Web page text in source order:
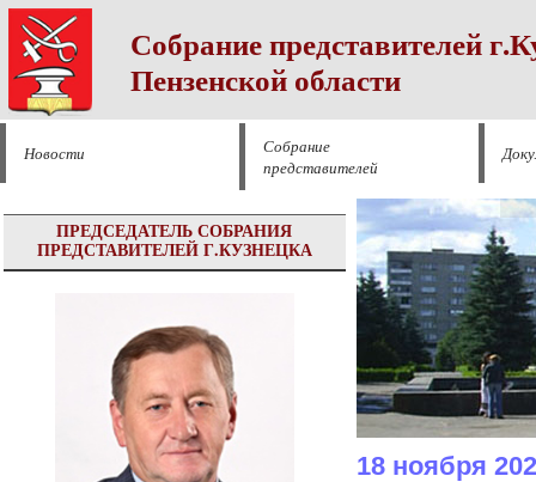
Собрание представителей
Пензенской области
Новости
Собрание
представителей
ПРЕДСЕДАТЕЛЬ СОБРАНИЯ
ПРЕДСТАВИТЕЛЕЙ Г.КУЗНЕЦКА
18 ноября